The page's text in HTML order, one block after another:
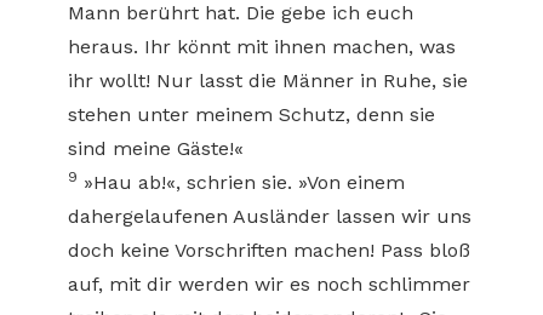
Mann berührt hat. Die gebe ich euch
heraus. Ihr könnt mit ihnen machen, was
ihr wollt! Nur lasst die Männer in Ruhe, sie
stehen unter meinem Schutz, denn sie
sind meine Gäste!«
9 »Hau ab!«, schrien sie. »Von einem
dahergelaufenen Ausländer lassen wir uns
doch keine Vorschriften machen! Pass bloß
auf, mit dir werden wir es noch schlimmer